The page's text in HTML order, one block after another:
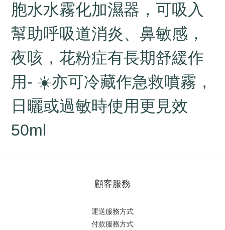
胞水水霧化加濕器，可吸入
幫助呼吸道消炎、鼻敏感，
夜咳，花粉症有長期舒緩作
用- ☀亦可冷藏作急救噴霧，
日曬或過敏時使用更見效
50ml
顧客服務
運送服務方式
付款服務方式